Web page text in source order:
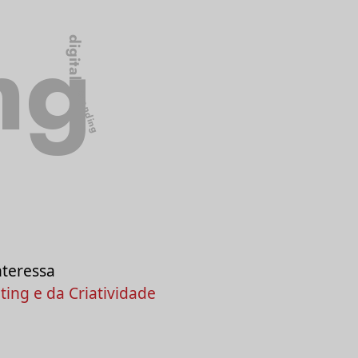
digital
branding
e da Criatividade